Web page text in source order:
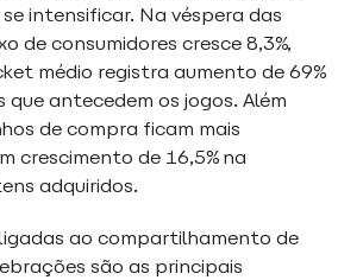
intensificar. Na véspera das
de consumidores cresce 8,3%,
médio registra aumento de 69%
que antecedem os jogos. Além
de compra ficam mais
crescimento de 16,5% na
adquiridos.
ao compartilhamento de
são as principais